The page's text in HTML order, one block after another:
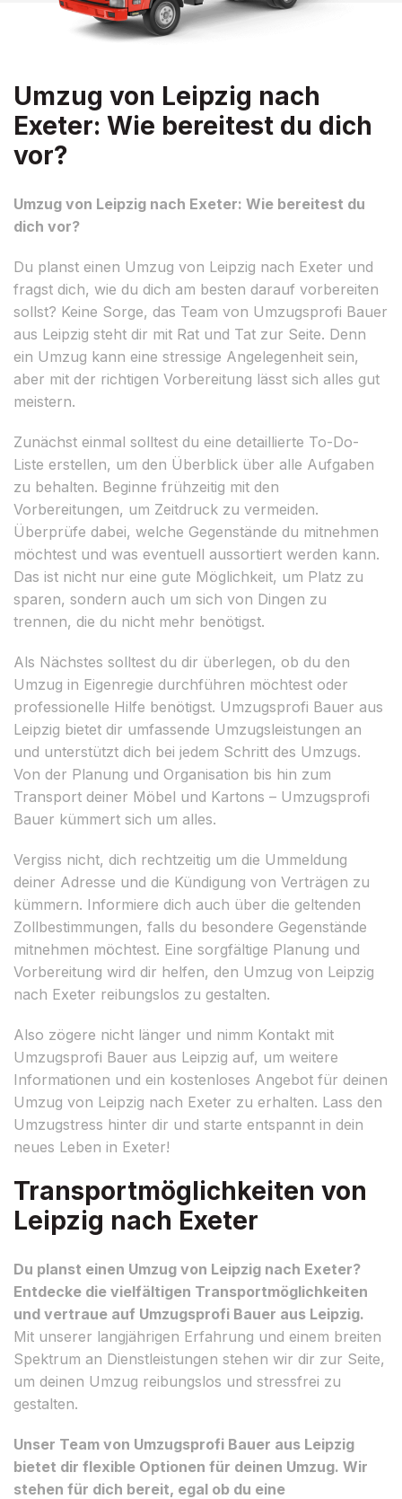
Umzug von Leipzig nach
Exeter: Wie bereitest du dich
vor?
Umzug von Leipzig nach Exeter: Wie bereitest du
dich vor?
Du planst einen Umzug von Leipzig nach Exeter und
fragst dich, wie du dich am besten darauf vorbereiten
sollst? Keine Sorge, das Team von Umzugsprofi Bauer
aus Leipzig steht dir mit Rat und Tat zur Seite. Denn
ein Umzug kann eine stressige Angelegenheit sein,
aber mit der richtigen Vorbereitung lässt sich alles gut
meistern.
Zunächst einmal solltest du eine detaillierte To-Do-
Liste erstellen, um den Überblick über alle Aufgaben
zu behalten. Beginne frühzeitig mit den
Vorbereitungen, um Zeitdruck zu vermeiden.
Überprüfe dabei, welche Gegenstände du mitnehmen
möchtest und was eventuell aussortiert werden kann.
Das ist nicht nur eine gute Möglichkeit, um Platz zu
sparen, sondern auch um sich von Dingen zu
trennen, die du nicht mehr benötigst.
Als Nächstes solltest du dir überlegen, ob du den
Umzug in Eigenregie durchführen möchtest oder
professionelle Hilfe benötigst. Umzugsprofi Bauer aus
Leipzig bietet dir umfassende Umzugsleistungen an
und unterstützt dich bei jedem Schritt des Umzugs.
Von der Planung und Organisation bis hin zum
Transport deiner Möbel und Kartons – Umzugsprofi
Bauer kümmert sich um alles.
Vergiss nicht, dich rechtzeitig um die Ummeldung
deiner Adresse und die Kündigung von Verträgen zu
kümmern. Informiere dich auch über die geltenden
Zollbestimmungen, falls du besondere Gegenstände
mitnehmen möchtest. Eine sorgfältige Planung und
Vorbereitung wird dir helfen, den Umzug von Leipzig
nach Exeter reibungslos zu gestalten.
Also zögere nicht länger und nimm Kontakt mit
Umzugsprofi Bauer aus Leipzig auf, um weitere
Informationen und ein kostenloses Angebot für deinen
Umzug von Leipzig nach Exeter zu erhalten. Lass den
Umzugstress hinter dir und starte entspannt in dein
neues Leben in Exeter!
Transportmöglichkeiten von
Leipzig nach Exeter
Du planst einen Umzug von Leipzig nach Exeter?
Entdecke die vielfältigen Transportmöglichkeiten
und vertraue auf Umzugsprofi Bauer aus Leipzig.
Mit unserer langjährigen Erfahrung und einem breiten
Spektrum an Dienstleistungen stehen wir dir zur Seite,
um deinen Umzug reibungslos und stressfrei zu
gestalten.
Unser Team von Umzugsprofi Bauer aus Leipzig
bietet dir flexible Optionen für deinen Umzug. Wir
stehen für dich bereit, egal ob du eine